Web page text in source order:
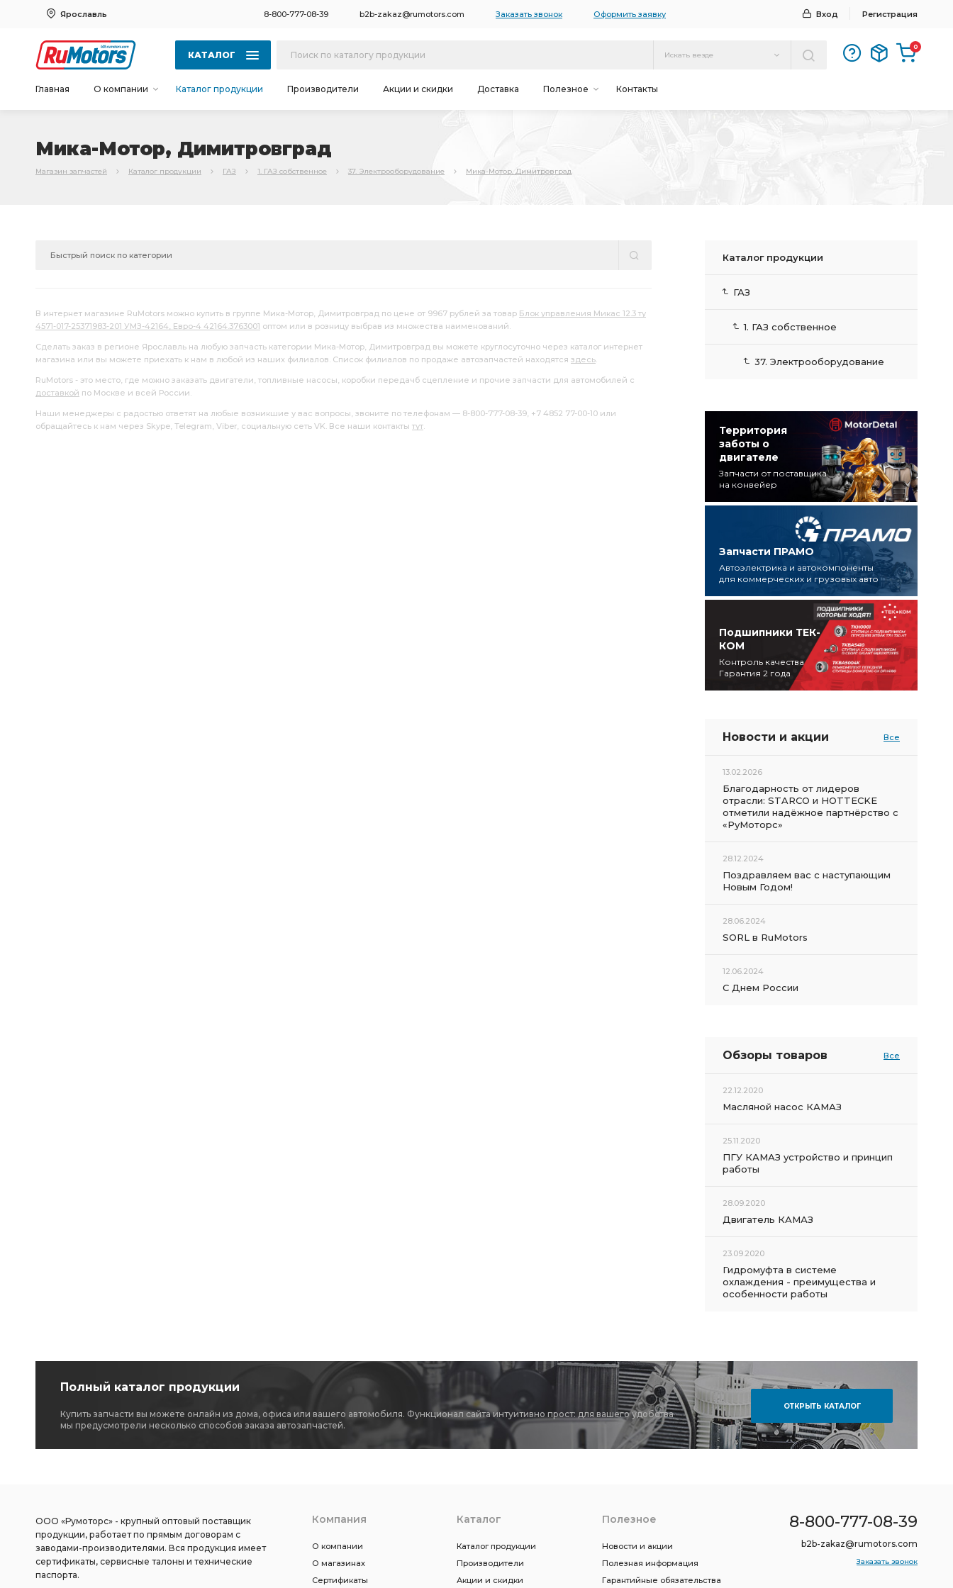
Ярославль 8-800-777-08-39 b2b-zakaz@rumotors.com Заказать звонок Оформить заявку Вход Регистрация
КАТАЛОГ Искать везде
0
Главная О компании Каталог продукции Производители Акции и скидки Доставка Полезное Контакты
Мика-Мотор, Димитровград
Магазин запчастей Каталог продукции ГАЗ 1. ГАЗ собственное 37. Электрооборудование Мика-Мотор, Димитровград
В интернет магазине RuMotors можно купить в группе Мика-Мотор, Димитровград по цене от 9967 рублей за товар Блок управления Микас 12.3 ту
4571-017-25371983-201 УМЗ-42164, Евро-4 42164.3763001 оптом или в розницу выбрав из множества наименований.
Сделать заказ в регионе Ярославль на любую запчасть категории Мика-Мотор, Димитровград вы можете круглосуточно через каталог интернет
магазина или вы можете приехать к нам в любой из наших филиалов. Список филиалов по продаже автозапчастей находятся здесь.
RuMotors - это место, где можно заказать двигатели, топливные насосы, коробки передачб сцепление и прочие запчасти для автомобилей с
доставкой по Москве и всей России.
Наши менеджеры с радостью ответят на любые возникшие у вас вопросы, звоните по телефонам — 8-800-777-08-39, +7 4852 77-00-10 или
обращайтесь к нам через Skype, Telegram, Viber, социальную сеть VK. Все наши контакты тут.
Каталог продукции
ГАЗ
1. ГАЗ собственное
37. Электрооборудование
Территория
заботы о
двигателе
Запчасти от поставщика
на конвейер
Запчасти ПРАМО
Автоэлектрика и автокомпоненты
для коммерческих и грузовых авто
Подшипники ТЕК-
КОМ
Контроль качества
Гарантия 2 года
Новости и акции Все
13.02.2026
Благодарность от лидеров
отрасли: STARCO и HOTTECKE
отметили надёжное партнёрство с
«РуМоторс»
28.12.2024
Поздравляем вас с наступающим
Новым Годом!
28.06.2024
SORL в RuMotors
12.06.2024
С Днем России
Обзоры товаров Все
22.12.2020
Масляной насос КАМАЗ
25.11.2020
ПГУ КАМАЗ устройство и принцип
работы
28.09.2020
Двигатель КАМАЗ
23.09.2020
Гидромуфта в системе
охлаждения - преимущества и
особенности работы
Полный каталог продукции
Купить запчасти вы можете онлайн из дома, офиса или вашего автомобиля. Функционал сайта интуитивно прост: для вашего удобства
мы предусмотрели несколько способов заказа автозапчастей.
ОТКРЫТЬ КАТАЛОГ
ООО «Румоторс» - крупный оптовый поставщик
продукции, работает по прямым договорам с
заводами-производителями. Вся продукция имеет
сертификаты, сервисные талоны и технические
паспорта.
Компания
О компании
О магазинах
Сертификаты
Каталог
Каталог продукции
Производители
Акции и скидки
Полезное
Новости и акции
Полезная информация
Гарантийные обязательства
8-800-777-08-39
b2b-zakaz@rumotors.com
Заказать звонок